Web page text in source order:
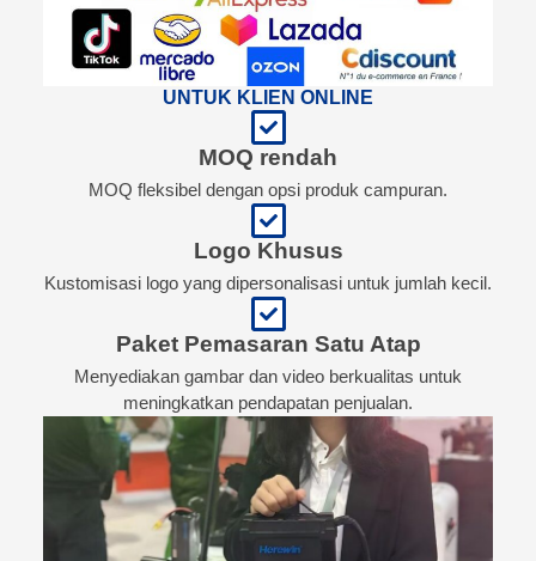
UNTUK KLIEN ONLINE
MOQ rendah
MOQ fleksibel dengan opsi produk campuran.
Logo Khusus
Kustomisasi logo yang dipersonalisasi untuk jumlah kecil.
Paket Pemasaran Satu Atap
Menyediakan gambar dan video berkualitas untuk
meningkatkan pendapatan penjualan.